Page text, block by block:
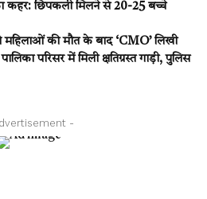
कहर: छिपकली मिलने से 20-25 बच्चे
की मौत के बाद ‘CMO’ लिखी
परिसर में मिली क्षतिग्रस्त गाड़ी, पुलिस
-